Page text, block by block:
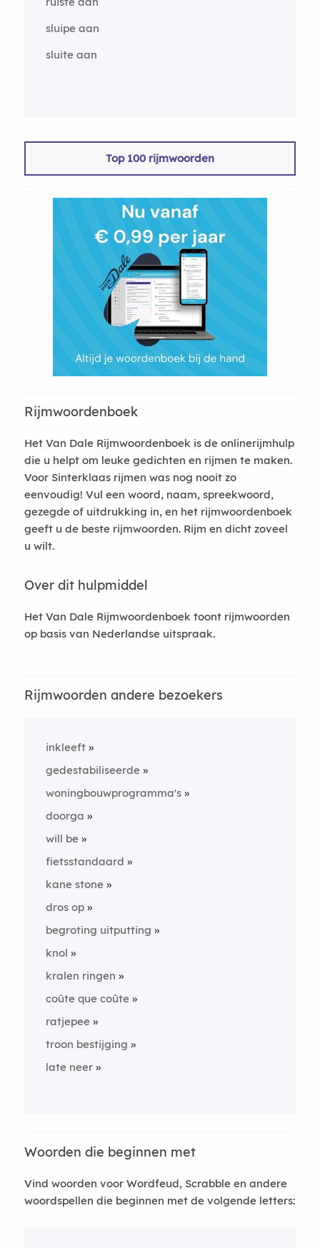
sluipe aan
sluite aan
Top 100 rijmwoorden
Rijmwoordenboek
Het Van Dale Rijmwoordenboek is de onlinerijmhulp
die u helpt om leuke gedichten en rijmen te maken.
Voor Sinterklaas rijmen was nog nooit zo
eenvoudig! Vul een woord, naam, spreekwoord,
gezegde of uitdrukking in, en het rijmwoordenboek
geeft u de beste rijmwoorden. Rijm en dicht zoveel
u wilt.
Over dit hulpmiddel
Het Van Dale Rijmwoordenboek toont rijmwoorden
op basis van Nederlandse uitspraak.
Rijmwoorden andere bezoekers
inkleeft
gedestabiliseerde
woningbouwprogramma's
doorga
will be
fietsstandaard
kane stone
dros op
begroting uitputting
knol
kralen ringen
coûte que coûte
ratjepee
troon bestijging
late neer
Woorden die beginnen met
Vind woorden voor Wordfeud, Scrabble en andere
woordspellen die beginnen met de volgende letters: